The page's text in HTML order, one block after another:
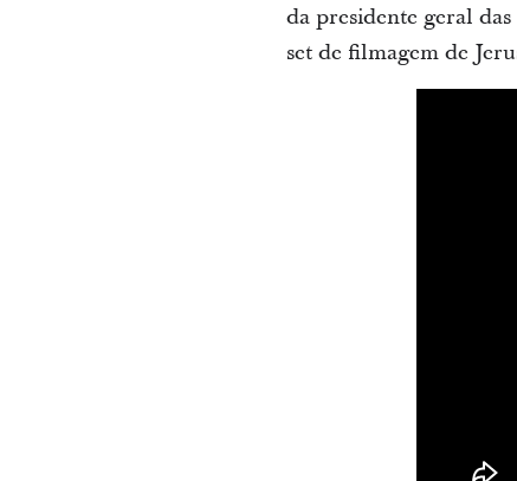
da presidente geral
set de filmagem de